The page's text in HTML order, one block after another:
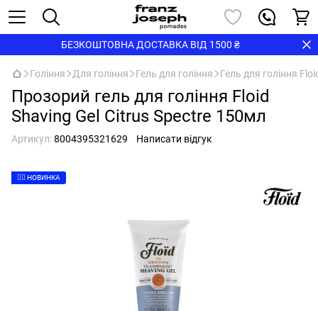
БЕЗКОШТОВНА ДОСТАВКА ВІД 1500 ₴
Гоління Для гоління Гель для гоління Гель для гоління
Прозорий гель для гоління Floid
Shaving Gel Citrus Spectre 150мл
Артикул:8004395321629 Написати відгук
👉🏻 НОВИНКА